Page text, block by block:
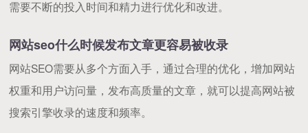
需要不断的投入时间和精力进行优化和改进。
网站seo什么时候发布文章更容易被收录
网站SEO需要从多个方面入手，通过合理的优化，增加网站
权重和用户访问量，发布高质量的文章，就可以提高网站被
搜索引擎收录的速度和频率。